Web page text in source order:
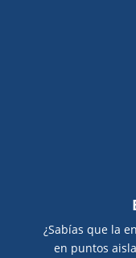
¿Sabías que la
en puntos